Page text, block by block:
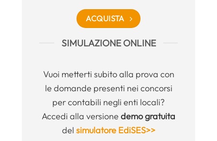
ACQUISTA
SIMULAZIONE ONLINE
Vuoi metterti subito alla prova con
le domande presenti nei concorsi
per contabili negli enti locali?
Accedi alla versione demo gratuita
del simulatore EdiSES>>